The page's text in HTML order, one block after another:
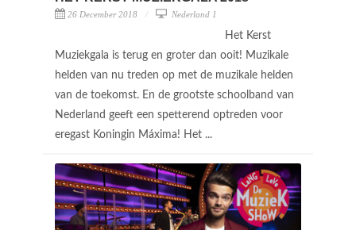
26 December 2018 Nederland 1
Het Kerst
Muziekgala is terug en groter dan ooit! Muzikale
helden van nu treden op met de muzikale helden
van de toekomst. En de grootste schoolband van
Nederland geeft een spetterend optreden voor
eregast Koningin Máxima! Het ...